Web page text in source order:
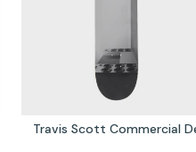
Travis Scott Commercial